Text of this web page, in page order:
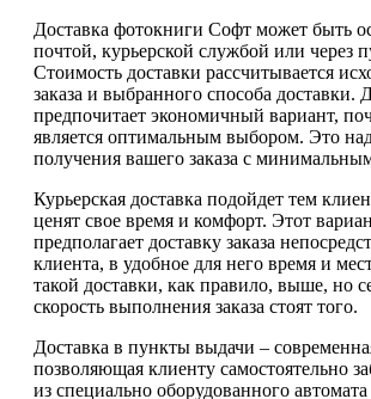
Доставка фотокниги Софт может быть
почтой, курьерской службой или через
Стоимость доставки рассчитывается
заказа и выбранного способа доставки.
предпочитает экономичный вариант,
является оптимальным выбором. Это
получения вашего заказа с
Курьерская доставка подойдет тем
ценят свое время и комфорт. Этот
предполагает доставку заказа
клиента, в удобное для него время и
такой доставки, как правило, выше, но
скорость выполнения заказа стоят того.
Доставка в пункты выдачи –
позволяющая клиенту самостоятельно
из специально оборудованного